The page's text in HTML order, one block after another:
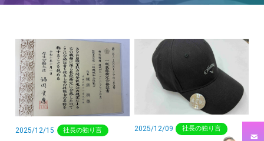
2025/12/15 社長の独り言 2025/12/09 社長の独り言